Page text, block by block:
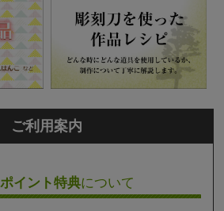
ご利用案内
ポイント特典について